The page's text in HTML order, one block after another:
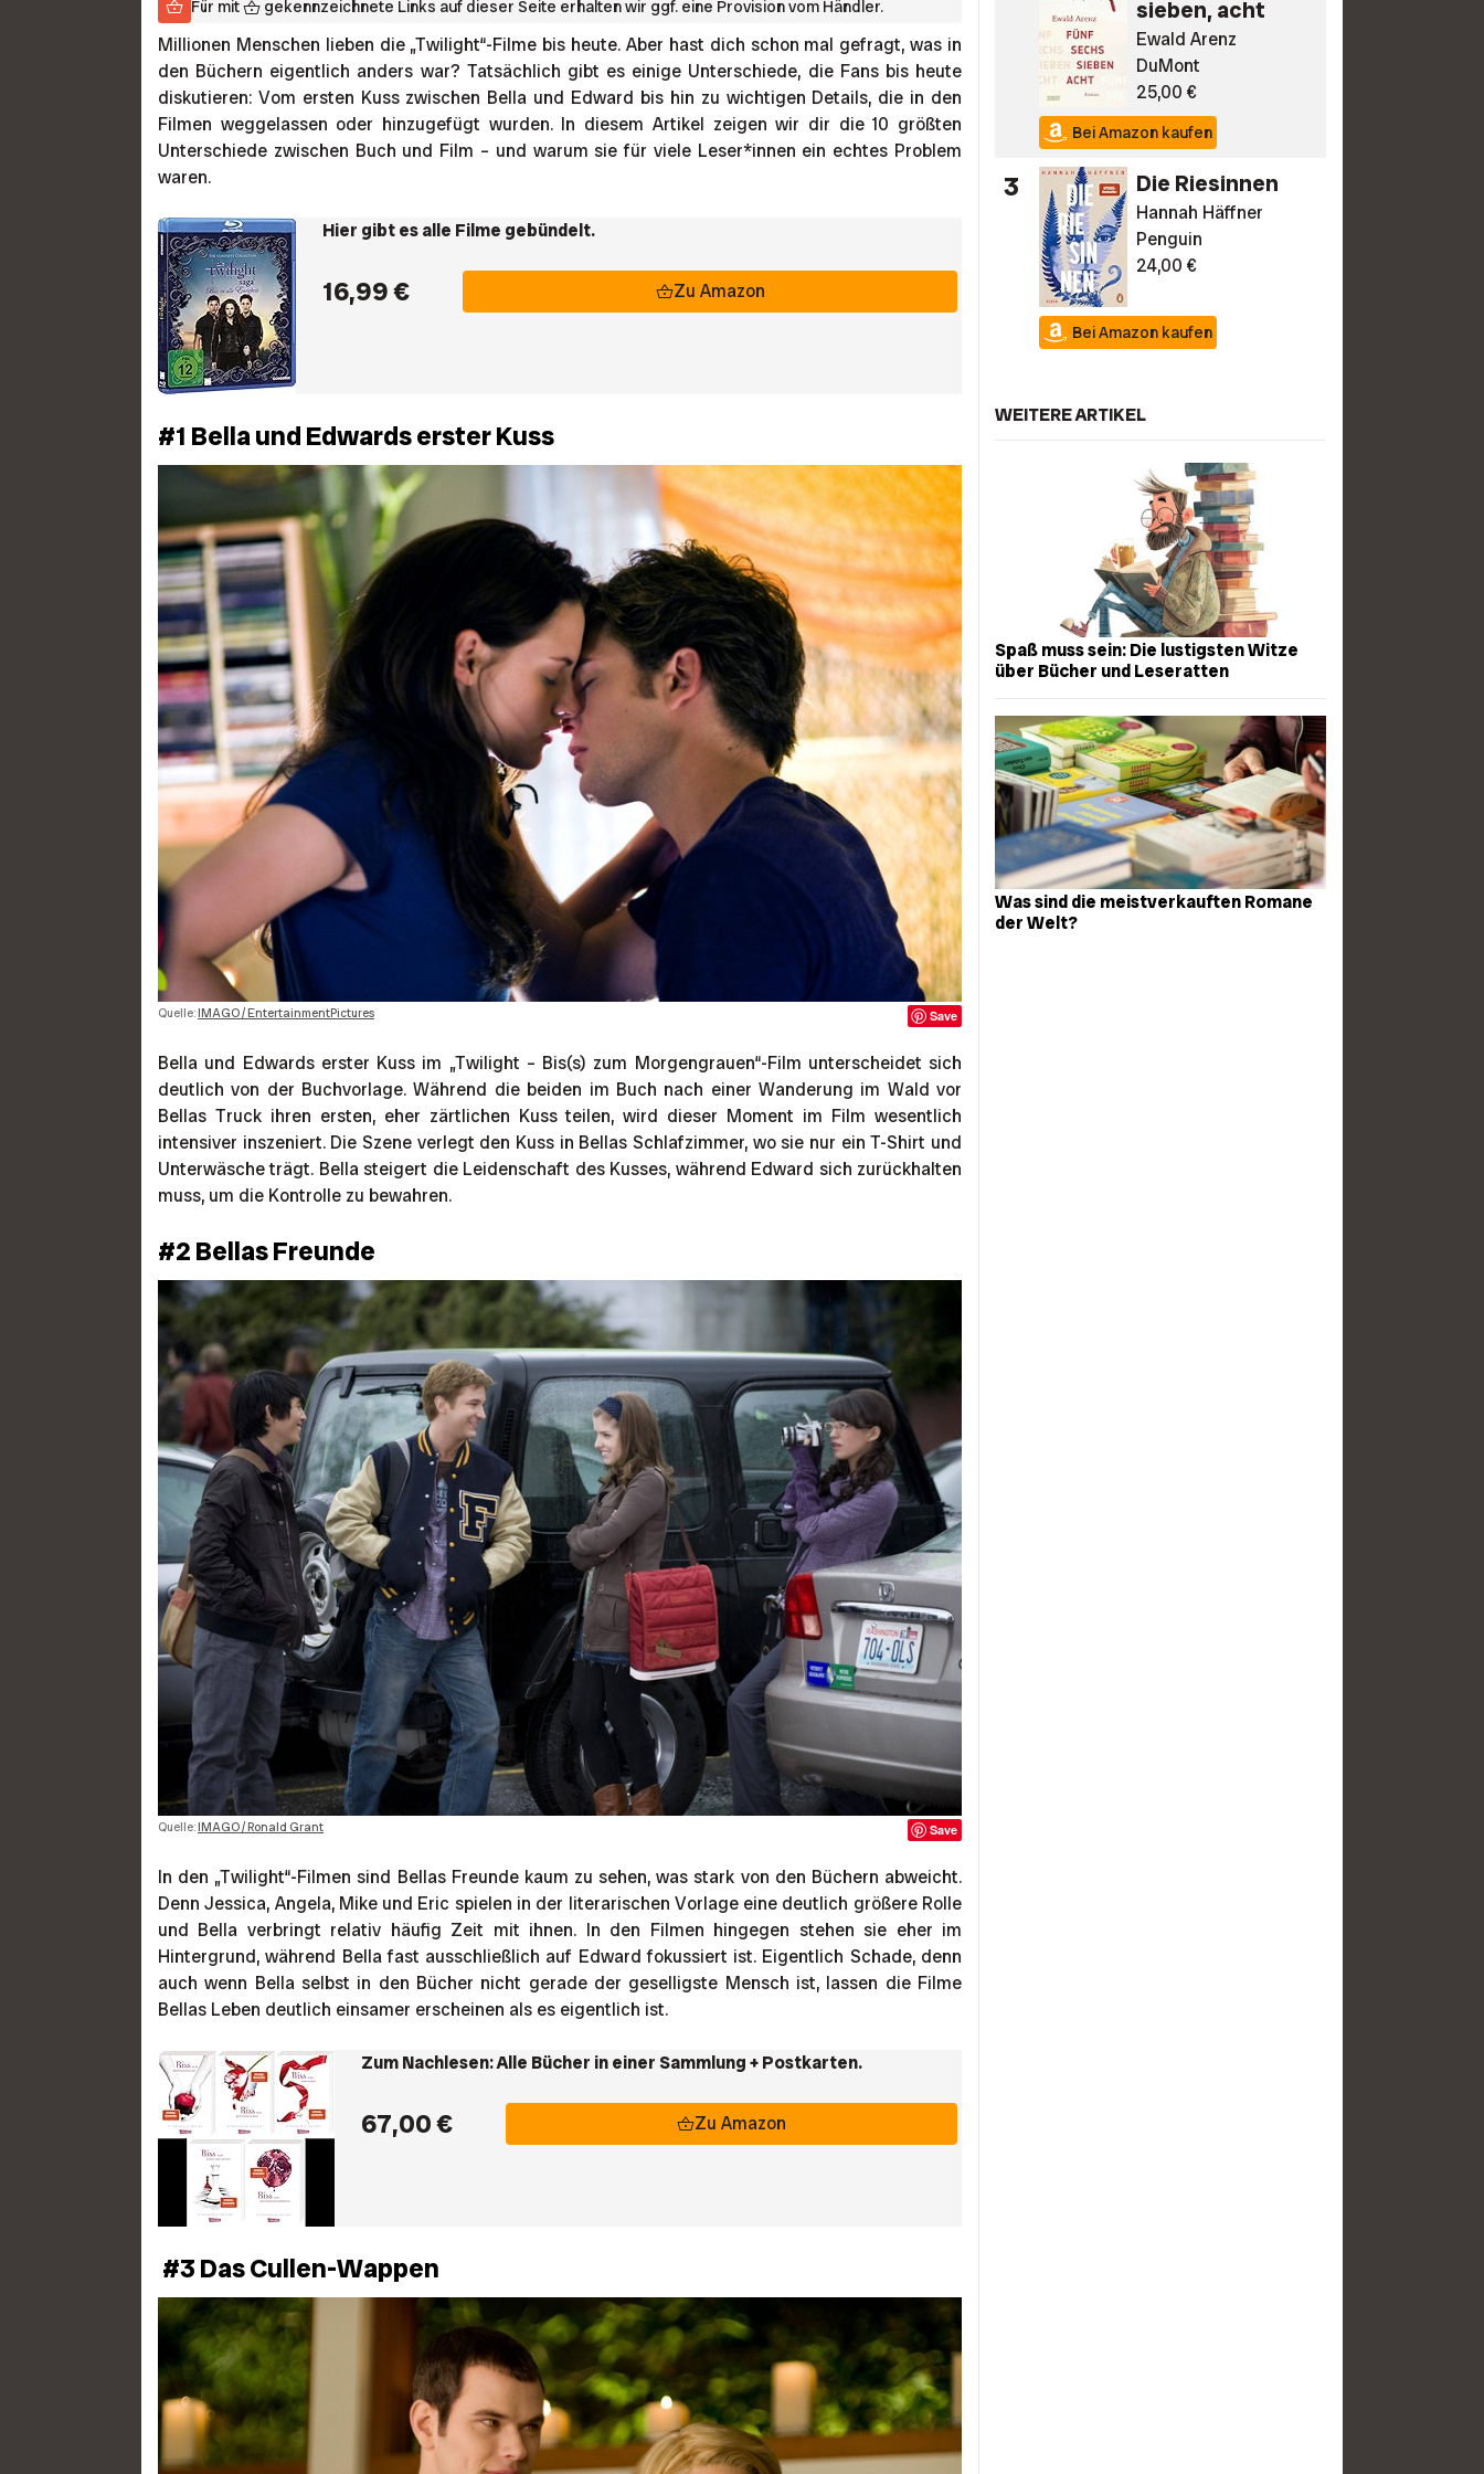
Für mit gekennzeichnete Links auf dieser Seite erhalten wir ggf. eine Provision vom Händler.
Millionen Menschen lieben die „Twilight“-Filme bis heute. Aber hast dich schon mal gefragt, was in
den Büchern eigentlich anders war? Tatsächlich gibt es einige Unterschiede, die Fans bis heute
diskutieren: Vom ersten Kuss zwischen Bella und Edward bis hin zu wichtigen Details, die in den
Filmen weggelassen oder hinzugefügt wurden. In diesem Artikel zeigen wir dir die 10 größten
Unterschiede zwischen Buch und Film – und warum sie für viele Leser*innen ein echtes Problem
waren.
Hier gibt es alle Filme gebündelt.
16,99 € Zu Amazon
#1 Bella und Edwards erster Kuss
Quelle:IMAGO / EntertainmentPictures Save
Bella und Edwards erster Kuss im „Twilight – Bis(s) zum Morgengrauen“-Film unterscheidet sich
deutlich von der Buchvorlage. Während die beiden im Buch nach einer Wanderung im Wald vor
Bellas Truck ihren ersten, eher zärtlichen Kuss teilen, wird dieser Moment im Film wesentlich
intensiver inszeniert. Die Szene verlegt den Kuss in Bellas Schlafzimmer, wo sie nur ein T-Shirt und
Unterwäsche trägt. Bella steigert die Leidenschaft des Kusses, während Edward sich zurückhalten
muss, um die Kontrolle zu bewahren.
#2 Bellas Freunde
Quelle:IMAGO / Ronald Grant Save
In den „Twilight“-Filmen sind Bellas Freunde kaum zu sehen, was stark von den Büchern abweicht.
Denn Jessica, Angela, Mike und Eric spielen in der literarischen Vorlage eine deutlich größere Rolle
und Bella verbringt relativ häufig Zeit mit ihnen. In den Filmen hingegen stehen sie eher im
Hintergrund, während Bella fast ausschließlich auf Edward fokussiert ist. Eigentlich Schade, denn
auch wenn Bella selbst in den Bücher nicht gerade der geselligste Mensch ist, lassen die Filme
Bellas Leben deutlich einsamer erscheinen als es eigentlich ist.
Zum Nachlesen: Alle Bücher in einer Sammlung + Postkarten.
67,00 € Zu Amazon
#3 Das Cullen-Wappen
sieben, acht
Ewald Arenz
DuMont
25,00 €
Bei Amazon kaufen
3 Die Riesinnen
Hannah Häffner
Penguin
24,00 €
Bei Amazon kaufen
WEITERE ARTIKEL
Spaß muss sein: Die lustigsten Witze
über Bücher und Leseratten
Was sind die meistverkauften Romane
der Welt?